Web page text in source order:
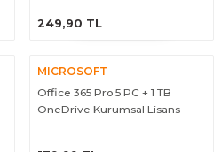
249,90 TL
MICROSOFT
Office 365 Pro 5 PC + 1 TB
OneDrive Kurumsal Lisans